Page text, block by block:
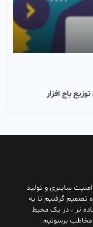
سایبری و تولید
گرفتیم تا یه
، در یک محیط
برسونیم.